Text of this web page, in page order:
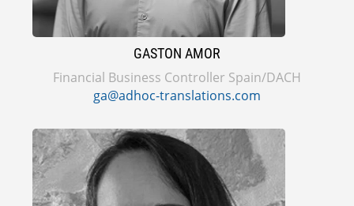
GASTON AMOR
Financial Business Controller Spain/DACH
ga@adhoc-translations.com